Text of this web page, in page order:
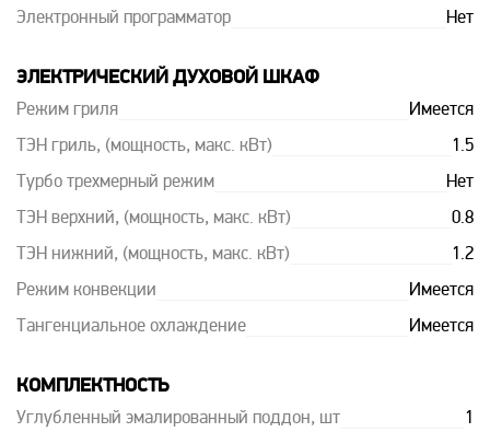
Электронный программатор Нет
ЭЛЕКТРИЧЕСКИЙ ДУХОВОЙ ШКАФ
Режим гриля Имеется
ТЭН гриль, (мощность, макс. кВт) 1.5
Турбо трехмерный режим Нет
ТЭН верхний, (мощность, макс. кВт) 0.8
ТЭН нижний, (мощность, макс. кВт) 1.2
Режим конвекции Имеется
Тангенциальное охлаждение Имеется
КОМПЛЕКТНОСТЬ
Углубленный эмалированный поддон, шт 1